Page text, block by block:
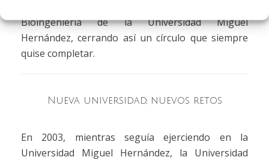
Bioingeniería de la Universidad Miguel
Hernández, cerrando así un círculo que siempre
quise completar.
Nueva universidad, nuevos retos
En 2003, mientras seguía ejerciendo en la
Universidad Miguel Hernández, la Universidad